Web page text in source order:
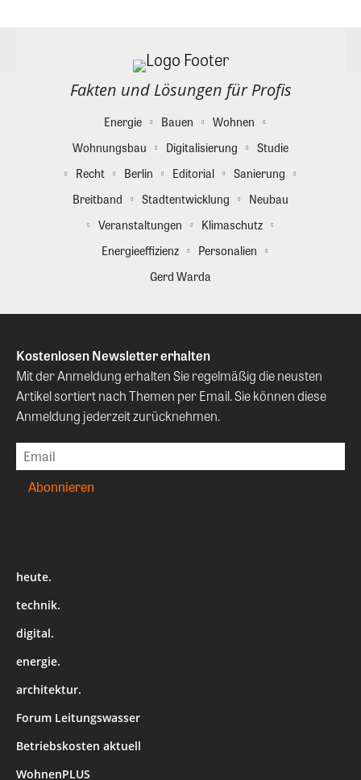
Fakten und Lösungen für Profis
Energie Bauen
Wohnen
Wohnungsbau
Digitalisierung
Studie
Recht
Berlin Editorial
Sanierung
Breitband
Stadtentwicklung
Neubau
Veranstaltungen
Klimaschutz
Energieeffizienz
Personalien
Gerd Warda
Kostenlosen Newsletter erhalten
Mit der Anmeldung erhalten Sie regelmäßig die neusten
Artikel sortiert nach Themen per Email. Sie können diese
Anmeldung jederzeit zurücknehmen.
heute.
technik.
digital.
energie.
architektur.
Forum Leitungswasser
Betriebskosten aktuell
WohnenPLUS